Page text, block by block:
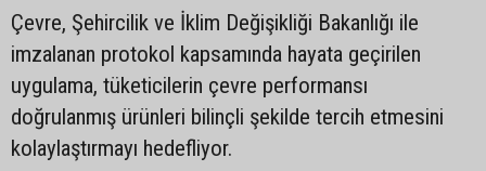
Çevre, Şehircilik ve İklim Değişikliği Bakanlığı ile
imzalanan protokol kapsamında hayata geçirilen
uygulama, tüketicilerin çevre performansı
doğrulanmış ürünleri bilinçli şekilde tercih etmesini
kolaylaştırmayı hedefliyor.